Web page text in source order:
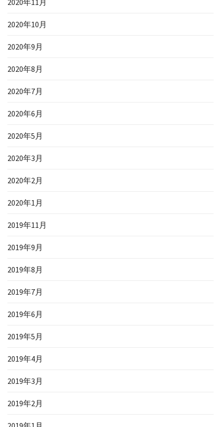
2020年10月
2020年9月
2020年8月
2020年7月
2020年6月
2020年5月
2020年3月
2020年2月
2020年1月
2019年11月
2019年9月
2019年8月
2019年7月
2019年6月
2019年5月
2019年4月
2019年3月
2019年2月